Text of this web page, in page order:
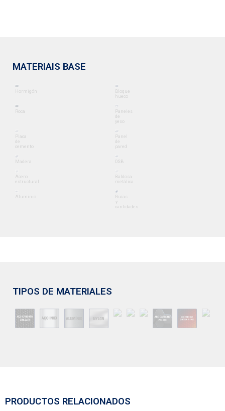
MATERIAIS BASE
Hormigón
Bloque
hueco
Roca
Paneles
de
yeso
Placa
de
cemento
Panel
de
pared
Madera OSB
Acero
estructural
Baldosa
metálica
Aluminio
Guías
y
cantidades
TIPOS DE MATERIALES
PRODUCTOS RELACIONADOS